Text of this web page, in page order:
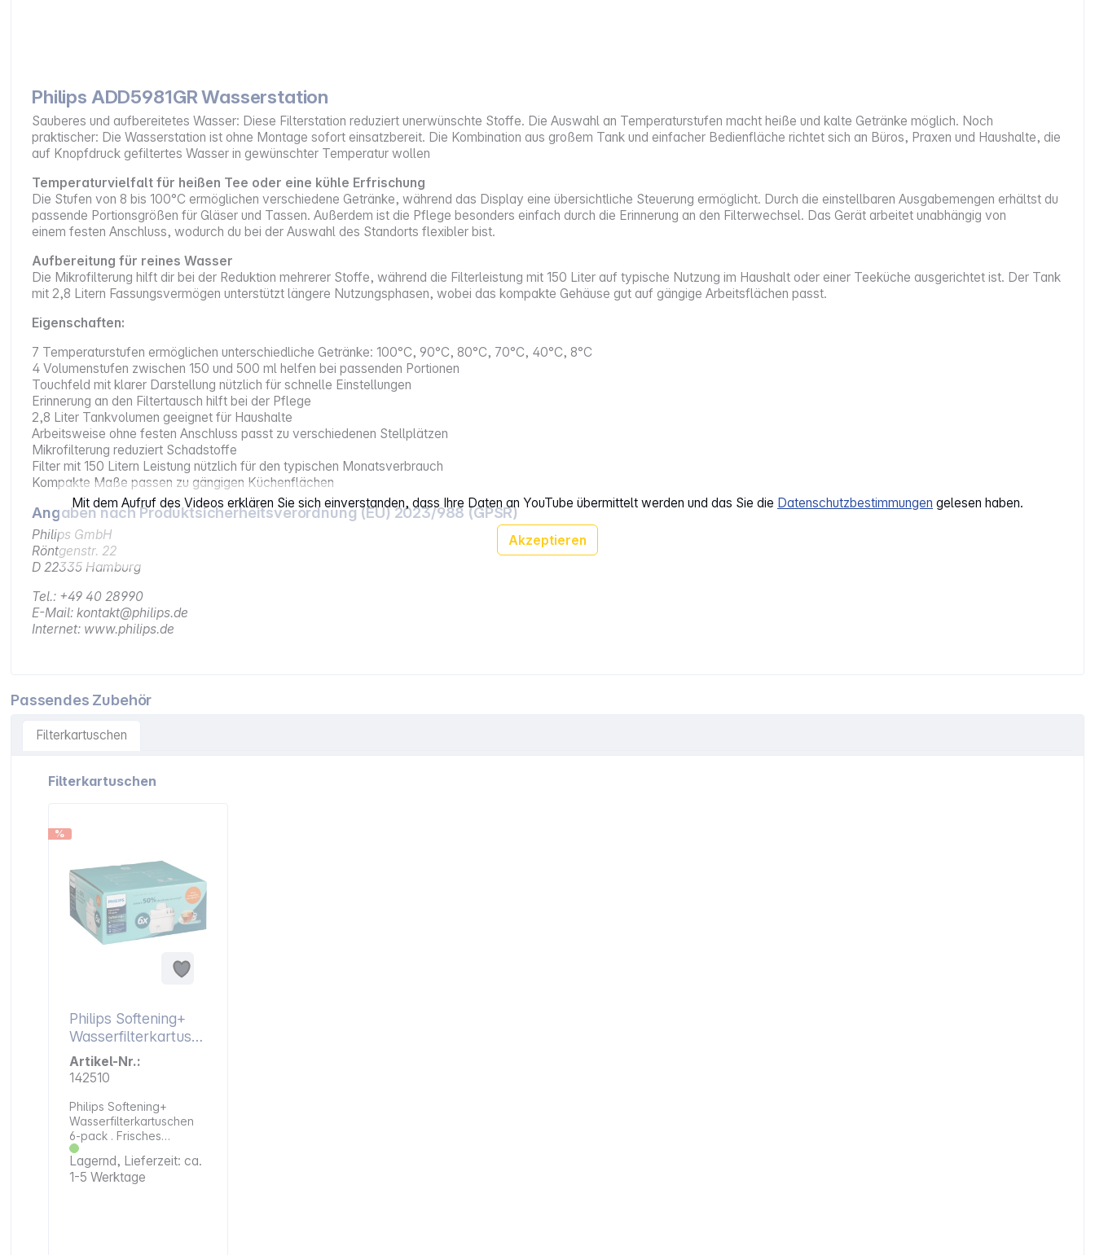
Mit dem Aufruf des Videos erklären Sie sich einverstanden, dass Ihre Daten an YouTube übermittelt werden und das Sie die Datenschutzbestimmungen gelesen haben.
Akzeptieren
Philips ADD5981GR Wasserstation
Sauberes und aufbereitetes Wasser: Diese Filterstation reduziert unerwünschte Stoffe. Die Auswahl an Temperaturstufen macht heiße und kalte Getränke möglich. Noch
praktischer: Die Wasserstation ist ohne Montage sofort einsatzbereit. Die Kombination aus großem Tank und einfacher Bedienfläche richtet sich an Büros, Praxen und Haushalte, die
auf Knopfdruck gefiltertes Wasser in gewünschter Temperatur wollen
Temperaturvielfalt für heißen Tee oder eine kühle Erfrischung
Die Stufen von 8 bis 100°C ermöglichen verschiedene Getränke, während das Display eine übersichtliche Steuerung ermöglicht. Durch die einstellbaren Ausgabemengen erhältst du
passende Portionsgrößen für Gläser und Tassen. Außerdem ist die Pflege besonders einfach durch die Erinnerung an den Filterwechsel. Das Gerät arbeitet unabhängig von
einem festen Anschluss, wodurch du bei der Auswahl des Standorts flexibler bist.
Aufbereitung für reines Wasser
Die Mikrofilterung hilft dir bei der Reduktion mehrerer Stoffe, während die Filterleistung mit 150 Liter auf typische Nutzung im Haushalt oder einer Teeküche ausgerichtet ist. Der Tank
mit 2,8 Litern Fassungsvermögen unterstützt längere Nutzungsphasen, wobei das kompakte Gehäuse gut auf gängige Arbeitsflächen passt.
Eigenschaften:
7 Temperaturstufen ermöglichen unterschiedliche Getränke: 100°C, 90°C, 80°C, 70°C, 40°C, 8°C
4 Volumenstufen zwischen 150 und 500 ml helfen bei passenden Portionen
Touchfeld mit klarer Darstellung nützlich für schnelle Einstellungen
Erinnerung an den Filtertausch hilft bei der Pflege
2,8 Liter Tankvolumen geeignet für Haushalte
Arbeitsweise ohne festen Anschluss passt zu verschiedenen Stellplätzen
Mikrofilterung reduziert Schadstoffe
Filter mit 150 Litern Leistung nützlich für den typischen Monatsverbrauch
Kompakte Maße passen zu gängigen Küchenflächen
Angaben nach Produktsicherheitsverordnung (EU) 2023/988 (GPSR)
Philips GmbH
Röntgenstr. 22
D 22335 Hamburg
Tel.: +49 40 28990
E-Mail: kontakt@philips.de
Internet: www.philips.de
Passendes Zubehör
Filterkartuschen
Artikelgalerie überspringen
Filterkartuschen
%
Philips Softening+
Wasserfilterkartusc
hen 6-pack
Artikel-Nr.:
142510
Philips Softening+
Wasserfilterkartuschen
6-pack . Frisches
Wasser, spürbar weicher
Die Softening+
Technologie mit 50 %
Lagernd, Lieferzeit: ca.
1-5 Werktage